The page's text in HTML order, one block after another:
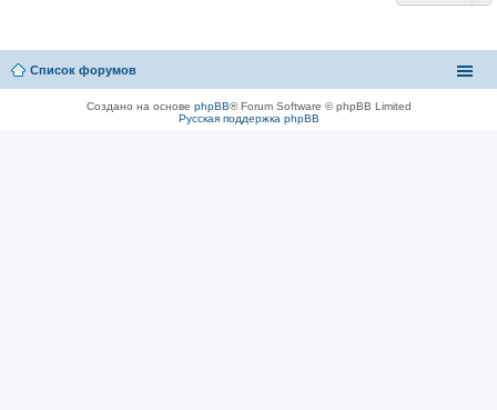
Список форумов
Создано на основе phpBB® Forum Software © phpBB Limited
Русская поддержка phpBB